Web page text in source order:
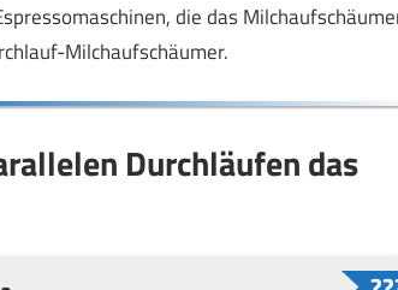
die das
Milchaufschäumer.
Durchläufen das